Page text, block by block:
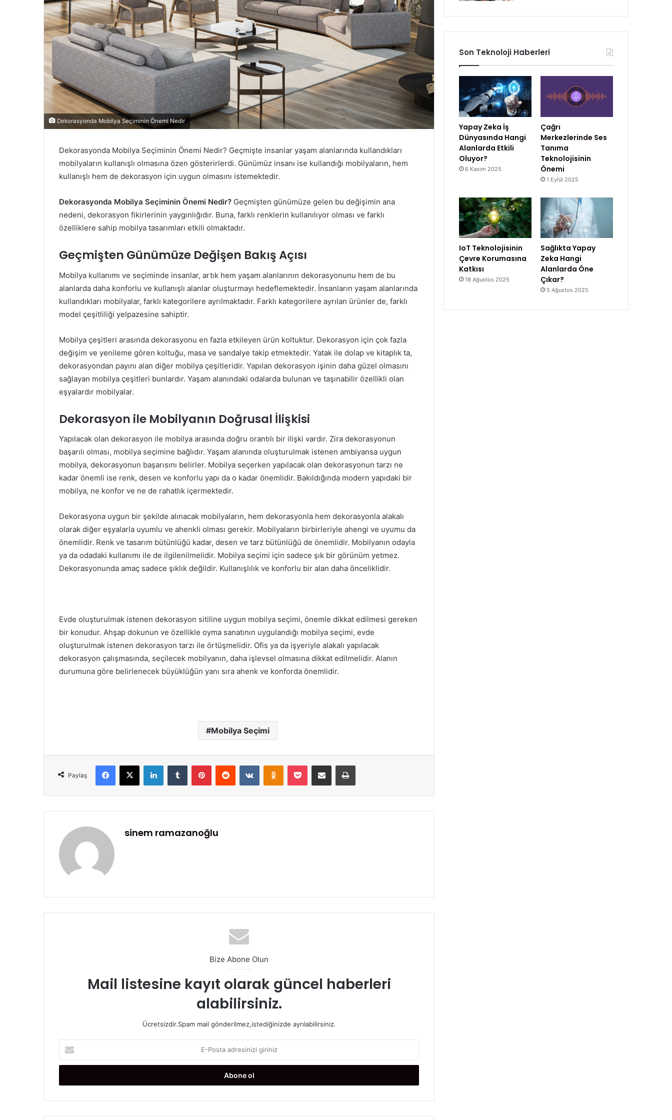
e
r
m
e
k
Dekorasyonda Mobilya Seçiminin Önemi Nedir
Dekorasyonda Mobilya Seçiminin Önemi Nedir? Geçmişte insanlar yaşam alanlarında kullandıkları
mobilyaların kullanışlı olmasına özen gösterirlerdi. Günümüz insanı ise kullandığı mobilyaların, hem
kullanışlı hem de dekorasyon için uygun olmasını istemektedir.
Dekorasyonda Mobilya Seçiminin Önemi Nedir? Geçmişten günümüze gelen bu değişimin ana
nedeni, dekorasyon fikirlerinin yaygınlığıdır. Buna, farklı renklerin kullanılıyor olması ve farklı
özelliklere sahip mobilya tasarımları etkili olmaktadır.
Geçmişten Günümüze Değişen Bakış Açısı
Mobilya kullanımı ve seçiminde insanlar, artık hem yaşam alanlarının dekorasyonunu hem de bu
alanlarda daha konforlu ve kullanışlı alanlar oluşturmayı hedeflemektedir. İnsanların yaşam alanlarında
kullandıkları mobilyalar, farklı kategorilere ayrılmaktadır. Farklı kategorilere ayrılan ürünler de, farklı
model çeşitliliği yelpazesine sahiptir.
Mobilya çeşitleri arasında dekorasyonu en fazla etkileyen ürün koltuktur. Dekorasyon için çok fazla
değişim ve yenileme gören koltuğu, masa ve sandalye takip etmektedir. Yatak ile dolap ve kitaplık ta,
dekorasyondan payını alan diğer mobilya çeşitleridir. Yapılan dekorasyon işinin daha güzel olmasını
sağlayan mobilya çeşitleri bunlardır. Yaşam alanındaki odalarda bulunan ve taşınabilir özellikli olan
eşyalardır mobilyalar.
Dekorasyon ile Mobilyanın Doğrusal İlişkisi
Yapılacak olan dekorasyon ile mobilya arasında doğru orantılı bir ilişki vardır. Zira dekorasyonun
başarılı olması, mobilya seçimine bağlıdır. Yaşam alanında oluşturulmak istenen ambiyansa uygun
mobilya, dekorasyonun başarısını belirler. Mobilya seçerken yapılacak olan dekorasyonun tarzı ne
kadar önemli ise renk, desen ve konforlu yapı da o kadar önemlidir. Bakıldığında modern yapıdaki bir
mobilya, ne konfor ve ne de rahatlık içermektedir.
Dekorasyona uygun bir şekilde alınacak mobilyaların, hem dekorasyonla hem dekorasyonla alakalı
olarak diğer eşyalarla uyumlu ve ahenkli olması gerekir. Mobilyaların birbirleriyle ahengi ve uyumu da
önemlidir. Renk ve tasarım bütünlüğü kadar, desen ve tarz bütünlüğü de önemlidir. Mobilyanın odayla
ya da odadaki kullanımı ile de ilgilenilmelidir. Mobilya seçimi için sadece şık bir görünüm yetmez.
Dekorasyonunda amaç sadece şıklık değildir. Kullanışlılık ve konforlu bir alan daha önceliklidir.
Evde oluşturulmak istenen dekorasyon sitiline uygun mobilya seçimi, önemle dikkat edilmesi gereken
bir konudur. Ahşap dokunun ve özellikle oyma sanatının uygulandığı mobilya seçimi, evde
oluşturulmak istenen dekorasyon tarzı ile örtüşmelidir. Ofis ya da işyeriyle alakalı yapılacak
dekorasyon çalışmasında, seçilecek mobilyanın, daha işlevsel olmasına dikkat edilmelidir. Alanın
durumuna göre belirlenecek büyüklüğün yanı sıra ahenk ve konforda önemlidir.
Mobilya Seçimi
Paylaş
sinem ramazanoğlu
Bize Abone Olun
Mail listesine kayıt olarak güncel haberleri
alabilirsiniz.
Ücretsizdir.Spam mail gönderilmez,istediğinizde ayrılabilirsiniz.
P
s
a
Son Teknoloji Haberleri
Yapay Zeka İş
Dünyasında Hangi
Alanlarda Etkili
Oluyor?
6 Kasım 2025
Çağrı
Merkezlerinde Ses
Tanıma
Teknolojisinin
Önemi
1 Eylül 2025
IoT Teknolojisinin
Çevre Korumasına
Katkısı
18 Ağustos 2025
Sağlıkta Yapay
Zeka Hangi
Alanlarda Öne
Çıkar?
5 Ağustos 2025